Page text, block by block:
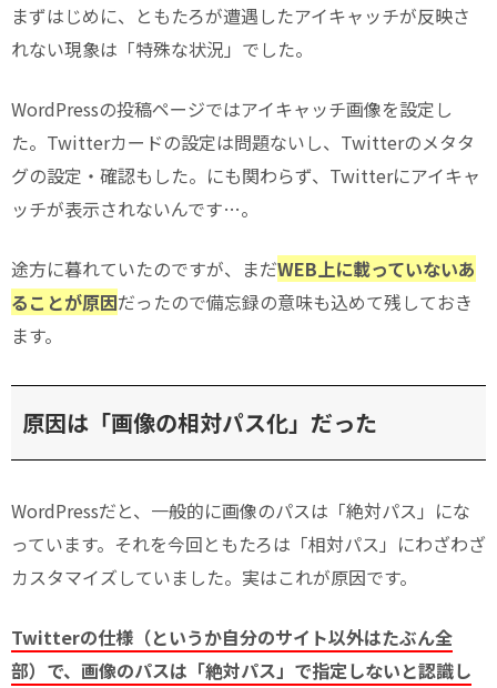
まずはじめに、ともたろが遭遇したアイキャッチが反映さ
れない現象は「特殊な状況」でした。
WordPressの投稿ページではアイキャッチ画像を設定し
た。Twitterカードの設定は問題ないし、Twitterのメタタ
グの設定・確認もした。にも関わらず、Twitterにアイキャ
ッチが表示されないんです…。
途方に暮れていたのですが、まだWEB上に載っていないあ
ることが原因だったので備忘録の意味も込めて残しておき
ます。
原因は「画像の相対パス化」だった
WordPressだと、一般的に画像のパスは「絶対パス」にな
っています。それを今回ともたろは「相対パス」にわざわざ
カスタマイズしていました。実はこれが原因です。
Twitterの仕様（というか自分のサイト以外はたぶん全
部）で、画像のパスは「絶対パス」で指定しないと認識し